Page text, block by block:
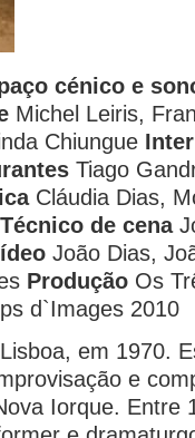
cénico e
Michel Leiris,
Chiungue
Tiago
Cláudia Dias,
Técnico de cena
João Dias,
Produção Os
d`Images 2010
em 1970.
e
Iorque. Entre